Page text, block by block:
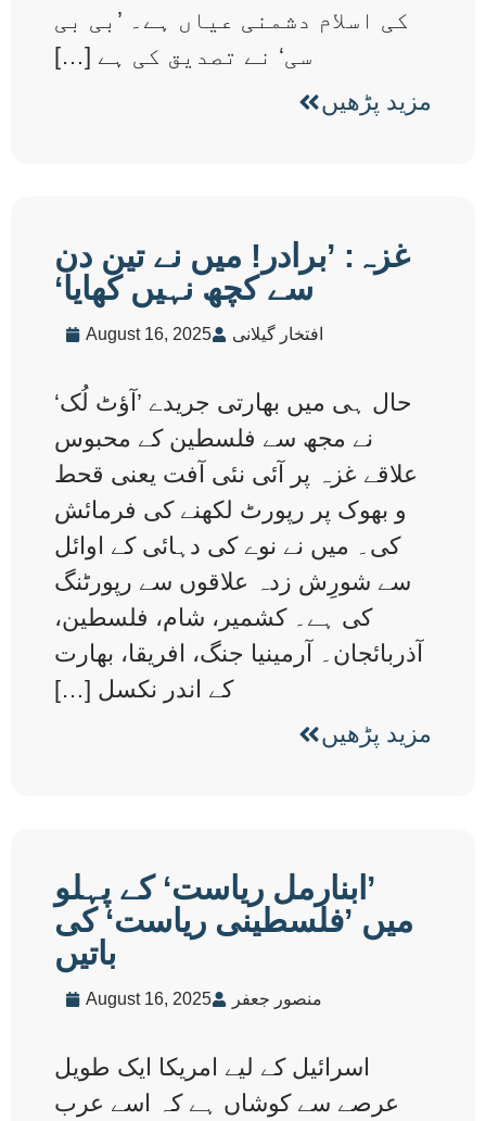
کی اسلام دشمنی عیاں ہے۔ ’بی بی
سی‘ نے تصدیق کی ہے […]
مزید پڑھیں
غزہ: ’برادر! میں نے تین دن
سے کچھ نہیں کھایا‘
August 16, 2025 افتخار گیلانی
حال ہی میں بھارتی جریدے ’آؤٹ لُک‘
نے مجھ سے فلسطین کے محبوس
علاقے غزہ پر آئی نئی آفت یعنی قحط
و بھوک پر رپورٹ لکھنے کی فرمائش
کی۔ میں نے نوے کی دہائی کے اوائل
سے شورِش زدہ علاقوں سے رپورٹنگ
کی ہے۔ کشمیر، شام، فلسطین،
آذربائجان۔ آرمینیا جنگ، افریقا، بھارت
کے اندر نکسل […]
مزید پڑھیں
’ابنارمل ریاست‘ کے پہلو
میں ’فلسطینی ریاست‘ کی
باتیں
August 16, 2025 منصور جعفر
اسرائیل کے لیے امریکا ایک طویل
عرصے سے کوشاں ہے کہ اسے عرب